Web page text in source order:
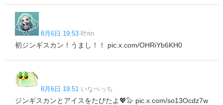
8月6日 19:53 叶rin
初ジンギスカン！うまし！！ pic.x.com/OHRiYb6KH0
8月6日 19:51 いなぺっち
ジンギスカンとアイスをたびたよ💖🦭 pic.x.com/so13Ocdz7w